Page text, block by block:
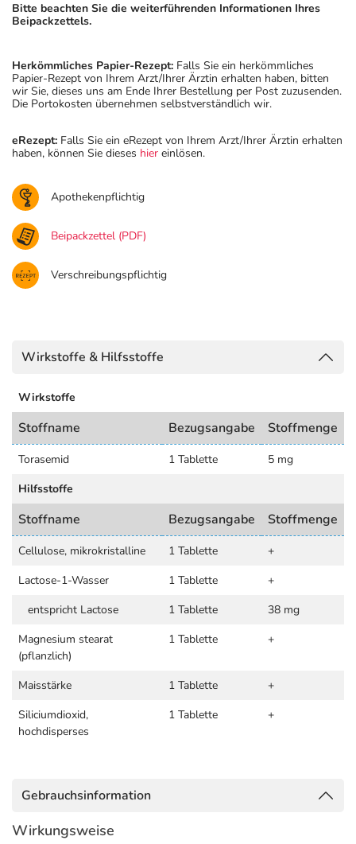
Bitte beachten Sie die weiterführenden Informationen Ihres
Beipackzettels.
Herkömmliches Papier-Rezept: Falls Sie ein herkömmliches
Papier-Rezept von Ihrem Arzt/Ihrer Ärztin erhalten haben, bitten
wir Sie, dieses uns am Ende Ihrer Bestellung per Post zuzusenden.
Die Portokosten übernehmen selbstverständlich wir.
eRezept: Falls Sie ein eRezept von Ihrem Arzt/Ihrer Ärztin erhalten
haben, können Sie dieses hier einlösen.
Apothekenpflichtig
Beipackzettel (PDF)
Verschreibungspflichtig
Wirkstoffe & Hilfsstoffe
Wirkstoffe
Stoffname Bezugsangabe Stoffmenge
Torasemid 1 Tablette
5 mg
Hilfsstoffe
Stoffname Bezugsangabe Stoffmenge
Cellulose, mikrokristalline 1 Tablette
+
Lactose-1-Wasser
1 Tablette
+
entspricht Lactose
1 Tablette
38 mg
Magnesium stearat
(pflanzlich)
1 Tablette +
Maisstärke 1 Tablette
+
Siliciumdioxid,
hochdisperses
1 Tablette +
Gebrauchsinformation
Wirkungsweise